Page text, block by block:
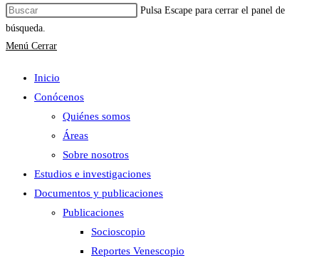
Pulsa Escape para cerrar el panel de
búsqueda.
Menú Cerrar
Inicio
Conócenos
Quiénes somos
Áreas
Sobre nosotros
Estudios e investigaciones
Documentos y publicaciones
Publicaciones
Socioscopio
Reportes Venescopio